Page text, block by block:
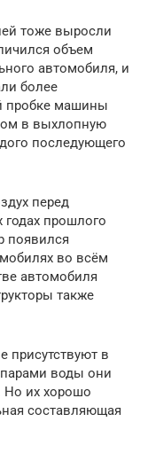
тоже выросли
объем
автомобиля, и
более
пробке машины
в выхлопную
последующего
перед
годах прошлого
появился
во всём
автомобиля
также
присутствуют в
воды они
Но их хорошо
составляющая